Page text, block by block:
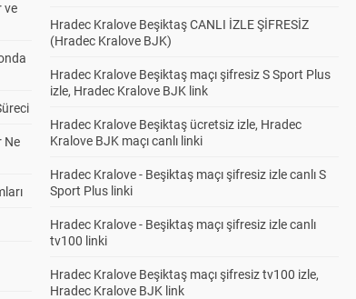
ve
Ne
Hradec Kralove Beşiktaş CANLI İZLE ŞİFRESİZ
(Hradec Kralove BJK)
Hradec Kralove Beşiktaş maçı şifresiz S Sport Plus
izle, Hradec Kralove BJK link
Hradec Kralove Beşiktaş ücretsiz izle, Hradec
Kralove BJK maçı canlı linki
Hradec Kralove - Beşiktaş maçı şifresiz izle canlı S
Sport Plus linki
Hradec Kralove - Beşiktaş maçı şifresiz izle canlı
tv100 linki
Hradec Kralove Beşiktaş maçı şifresiz tv100 izle,
Hradec Kralove BJK link